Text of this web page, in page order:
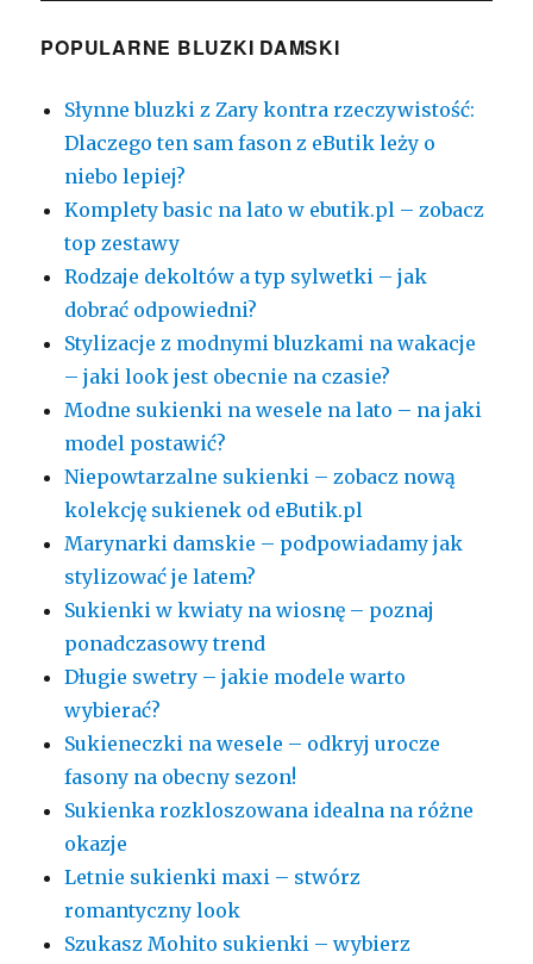
POPULARNE BLUZKI DAMSKI
Słynne bluzki z Zary kontra rzeczywistość:
Dlaczego ten sam fason z eButik leży o
niebo lepiej?
Komplety basic na lato w ebutik.pl – zobacz
top zestawy
Rodzaje dekoltów a typ sylwetki – jak
dobrać odpowiedni?
Stylizacje z modnymi bluzkami na wakacje
– jaki look jest obecnie na czasie?
Modne sukienki na wesele na lato – na jaki
model postawić?
Niepowtarzalne sukienki – zobacz nową
kolekcję sukienek od eButik.pl
Marynarki damskie – podpowiadamy jak
stylizować je latem?
Sukienki w kwiaty na wiosnę – poznaj
ponadczasowy trend
Długie swetry – jakie modele warto
wybierać?
Sukieneczki na wesele – odkryj urocze
fasony na obecny sezon!
Sukienka rozkloszowana idealna na różne
okazje
Letnie sukienki maxi – stwórz
romantyczny look
Szukasz Mohito sukienki – wybierz